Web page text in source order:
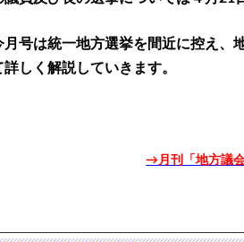
月号は統一地方選挙を間近に控え、
詳しく解説していきます。
→月刊「地方議